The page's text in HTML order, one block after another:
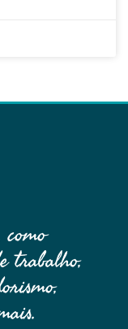
trabalho,